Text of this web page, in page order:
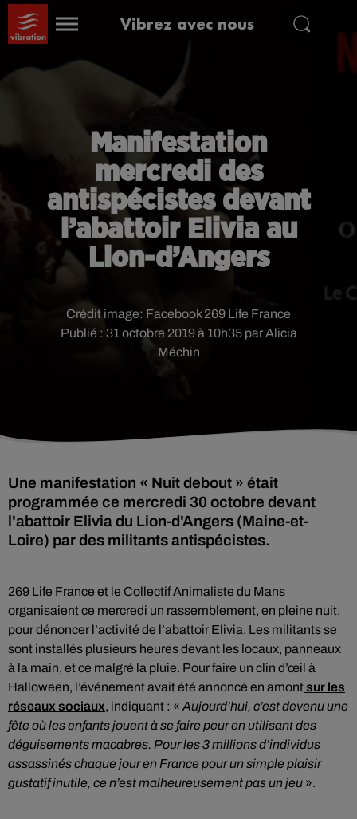
Vibrez avec nous
Manifestation
mercredi des
antispécistes devant
l’abattoir Elivia au
Lion-d’Angers
Publié : 31 octobre 2019 à 10h35 par Alicia
Méchin
Crédit image: Facebook 269 Life France
Une manifestation « Nuit debout » était
programmée ce mercredi 30 octobre devant
l'abattoir Elivia du Lion-d'Angers (Maine-et-
Loire) par des militants antispécistes.
269 Life France et le Collectif Animaliste du Mans
organisaient ce mercredi un rassemblement, en pleine nuit,
pour dénoncer l’activité de l’abattoir Elivia. Les militants se
sont installés plusieurs heures devant les locaux, panneaux
à la main, et ce malgré la pluie. Pour faire un clin d’œil à
Halloween, l’événement avait été annoncé en amontsur les
réseaux sociaux, indiquant : « Aujourd’hui, c’est devenu une
fête où les enfants jouent à se faire peur en utilisant des
déguisements macabres. Pour les 3 millions d’individus
assassinés chaque jour en France pour un simple plaisir
gustatif inutile, ce n’est malheureusement pas un jeu ».